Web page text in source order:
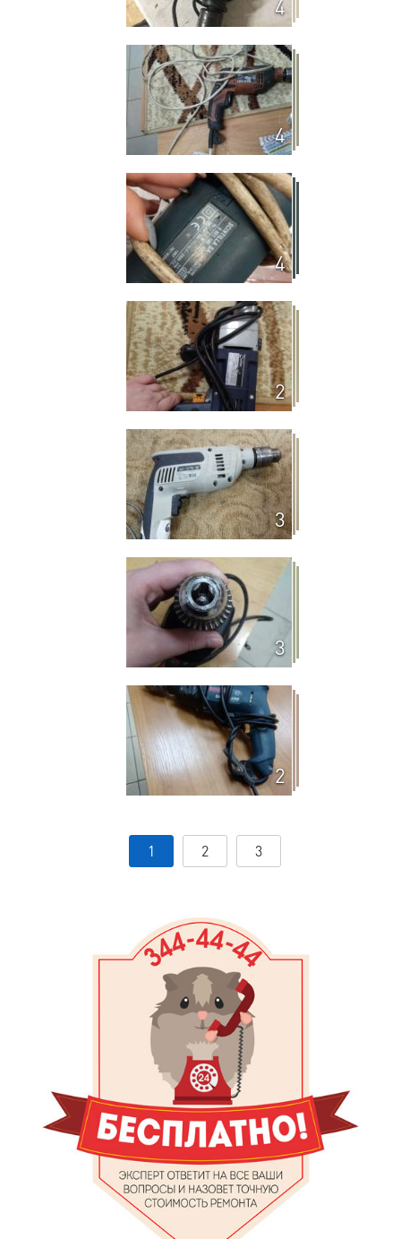
4
4
4
2
3
3
2
1 2 3